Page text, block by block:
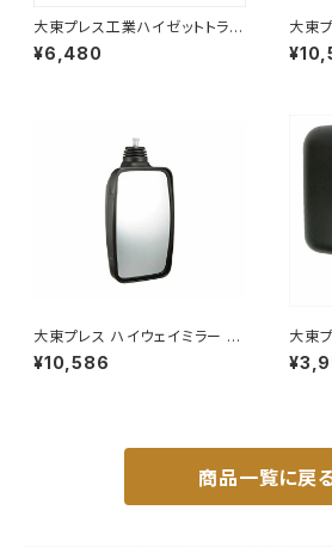
大東プレス工業ハイゼットトラッ
ク S201C S211C S201P S211
Pサイドミラー/ドアミラー (助手
¥6,480
大東
ラー 800Rヒーター無 トラッ
大東プレス ハイウェイミラー 10
00R DI-6121AXY
¥10,586
大東
バッ
ゼッ
商品一覧に戻